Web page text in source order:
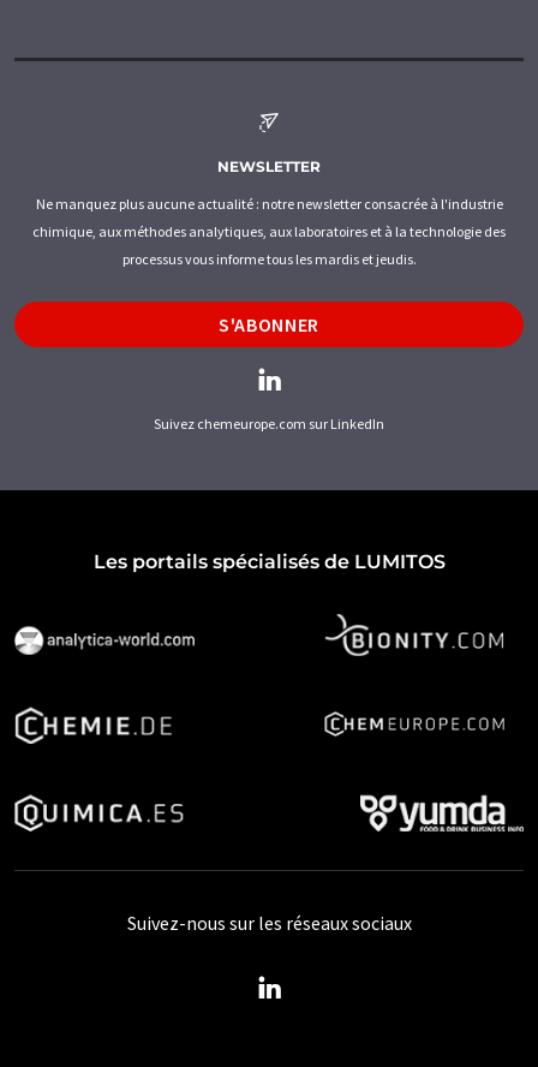
NEWSLETTER
Ne manquez plus aucune actualité : notre newsletter consacrée à l'industrie
chimique, aux méthodes analytiques, aux laboratoires et à la technologie des
processus vous informe tous les mardis et jeudis.
S'ABONNER
Suivez chemeurope.com sur LinkedIn
Les portails spécialisés de LUMITOS
Suivez-nous sur les réseaux sociaux